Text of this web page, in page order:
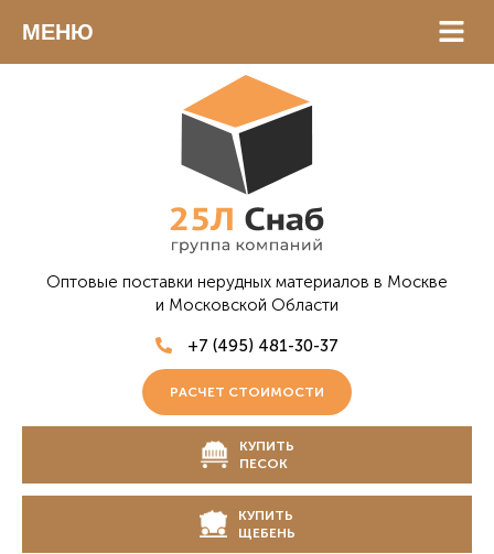
МЕНЮ
Оптовые поставки нерудных материалов в Москве
и Московской Области
+7 (495) 481-30-37
РАСЧЕТ СТОИМОСТИ
КУПИТЬ
ПЕСОК
КУПИТЬ
ЩЕБЕНЬ